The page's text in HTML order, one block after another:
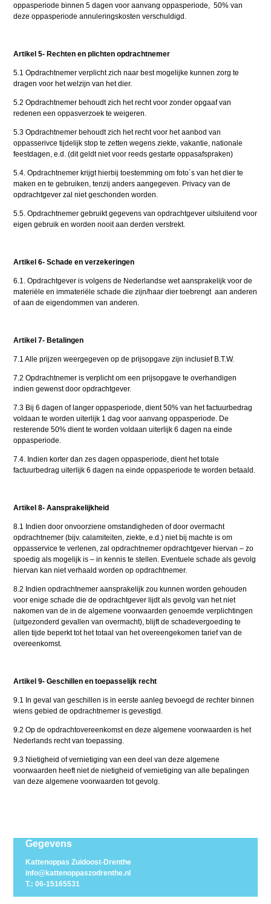
oppasperiode binnen 5 dagen voor aanvang oppasperiode, 50% van
deze oppasperiode annuleringskosten verschuldigd.
Artikel 5- Rechten en plichten opdrachtnemer
5.1 Opdrachtnemer verplicht zich naar best mogelijke kunnen zorg te
dragen voor het welzijn van het dier.
5.2 Opdrachtnemer behoudt zich het recht voor zonder opgaaf van
redenen een oppasverzoek te weigeren.
5.3 Opdrachtnemer behoudt zich het recht voor het aanbod van
oppasserivce tijdelijk stop te zetten wegens ziekte, vakantie, nationale
feestdagen, e.d. (dit geldt niet voor reeds gestarte oppasafspraken)
5.4. Opdrachtnemer krijgt hierbij toestemming om foto´s van het dier te
maken en te gebruiken, tenzij anders aangegeven. Privacy van de
opdrachtgever zal niet geschonden worden.
5.5. Opdrachtnemer gebruikt gegevens van opdrachtgever uitsluitend voor
eigen gebruik en worden nooit aan derden verstrekt.
Artikel 6- Schade en verzekeringen
6.1. Opdrachtgever is volgens de Nederlandse wet aansprakelijk voor de
materiële en immateriële schade die zijn/haar dier toebrengt aan anderen
of aan de eigendommen van anderen.
Artikel 7- Betalingen
7.1 Alle prijzen weergegeven op de prijsopgave zijn inclusief B.T.W.
7.2 Opdrachtnemer is verplicht om een prijsopgave te overhandigen
indien gewenst door opdrachtgever.
7.3 Bij 6 dagen of langer oppasperiode, dient 50% van het factuurbedrag
voldaan te worden uiterlijk 1 dag voor aanvang oppasperiode. De
resterende 50% dient te worden voldaan uiterlijk 6 dagen na einde
oppasperiode.
7.4. Indien korter dan zes dagen oppasperiode, dient het totale
factuurbedrag uiterlijk 6 dagen na einde oppasperiode te worden betaald.
Artikel 8- Aansprakelijkheid
8.1 Indien door onvoorziene omstandigheden of door overmacht
opdrachtnemer (bijv. calamiteiten, ziekte, e.d.) niet bij machte is om
oppasservice te verlenen, zal opdrachtnemer opdrachtgever hiervan – zo
spoedig als mogelijk is – in kennis te stellen. Eventuele schade als gevolg
hiervan kan niet verhaald worden op opdrachtnemer.
8.2 Indien opdrachtnemer aansprakelijk zou kunnen worden gehouden
voor enige schade die de opdrachtgever lijdt als gevolg van het niet
nakomen van de in de algemene voorwaarden genoemde verplichtingen
(uitgezonderd gevallen van overmacht), blijft de schadevergoeding te
allen tijde beperkt tot het totaal van het overeengekomen tarief van de
overeenkomst.
Artikel 9- Geschillen en toepasselijk recht
9.1 In geval van geschillen is in eerste aanleg bevoegd de rechter binnen
wiens gebied de opdrachtnemer is gevestigd.
9.2 Op de opdrachtovereenkomst en deze algemene voorwaarden is het
Nederlands recht van toepassing.
9.3 Nietigheid of vernietiging van een deel van deze algemene
voorwaarden heeft niet de nietigheid of vernietiging van alle bepalingen
van deze algemene voorwaarden tot gevolg.
Gegevens
Kattenoppas Zuidoost-Drenthe
info@kattenoppaszodrenthe.nl
T.: 06-15165531